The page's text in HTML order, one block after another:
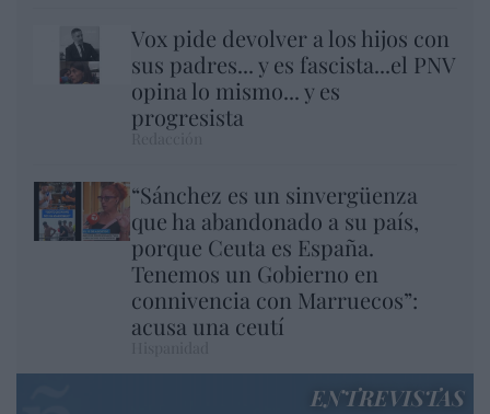
Vox pide devolver a los hijos con
sus padres... y es fascista...el PNV
opina lo mismo... y es
progresista
“Sánchez es un sinvergüenza
que ha abandonado a su país,
porque Ceuta es España.
Tenemos un Gobierno en
connivencia con Marruecos”:
acusa una ceutí
ENTREVISTAS